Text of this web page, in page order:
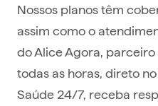
Nossos planos têm
assim como o
do Alice Agora,
todas as horas, direto
Saúde 24/7, receba